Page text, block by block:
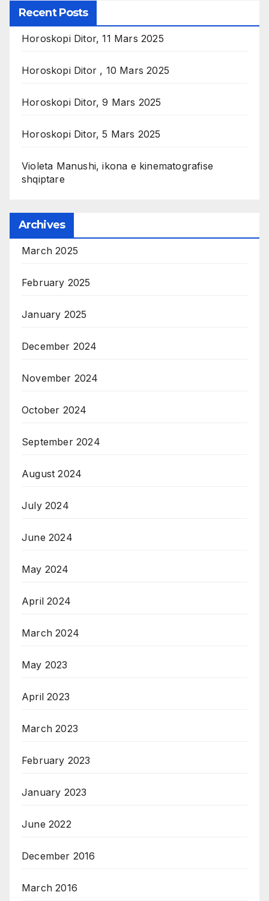
Recent Posts
Horoskopi Ditor, 11 Mars 2025
Horoskopi Ditor , 10 Mars 2025
Horoskopi Ditor, 9 Mars 2025
Horoskopi Ditor, 5 Mars 2025
Violeta Manushi, ikona e kinematografise
shqiptare
Archives
March 2025
February 2025
January 2025
December 2024
November 2024
October 2024
September 2024
August 2024
July 2024
June 2024
May 2024
April 2024
March 2024
May 2023
April 2023
March 2023
February 2023
January 2023
June 2022
December 2016
March 2016